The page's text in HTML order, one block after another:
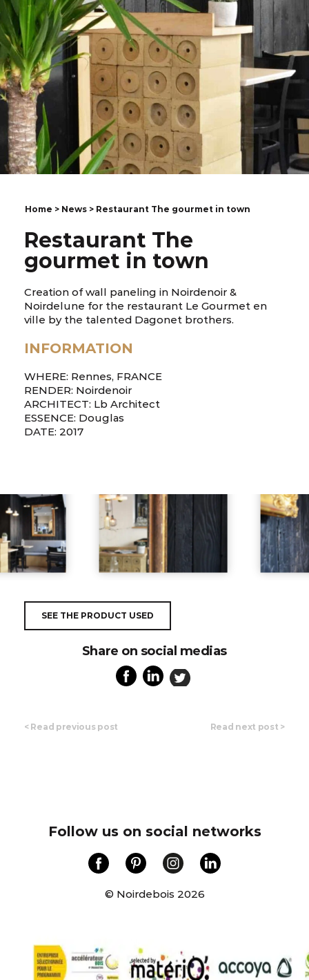
Home > News > Restaurant The gourmet in town
Restaurant The
gourmet in town
Creation of wall paneling in Noirdenoir &
Noirdelune for the restaurant Le Gourmet en
ville by the talented Dagonet brothers.
INFORMATION
WHERE: Rennes, FRANCE
RENDER: Noirdenoir
ARCHITECT: Lb Architect
ESSENCE: Douglas
DATE: 2017
SEE THE PRODUCT USED
Share on social medias
<Read previous post Read next post >
Follow us on social networks
© Noirdebois 2026